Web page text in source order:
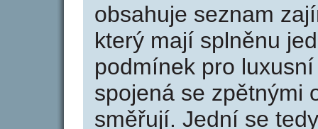
obsahuje seznam
který mají splněnu
podmínek pro
spojená se zpětnými
směřují. Jední se